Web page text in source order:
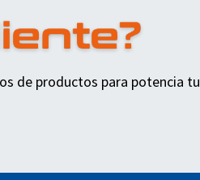
de productos para potencia tu